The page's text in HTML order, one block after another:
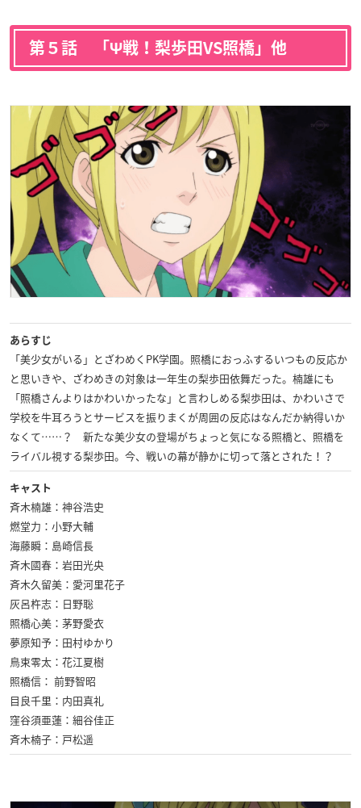
第５話 「Ψ戦！梨歩田VS照橋」他
あらすじ
「美少女がいる」とざわめくPK学園。照橋におっふするいつもの反応か
と思いきや、ざわめきの対象は一年生の梨歩田依舞だった。楠雄にも
「照橋さんよりはかわいかったな」と言わしめる梨歩田は、かわいさで
学校を牛耳ろうとサービスを振りまくが周囲の反応はなんだか納得いか
なくて……？ 新たな美少女の登場がちょっと気になる照橋と、照橋を
ライバル視する梨歩田。今、戦いの幕が静かに切って落とされた！？
キャスト
斉木楠雄：神谷浩史
燃堂力：小野大輔
海藤瞬：島崎信長
斉木國春：岩田光央
斉木久留美：愛河里花子
灰呂杵志：日野聡
照橋心美：茅野愛衣
夢原知予：田村ゆかり
鳥束零太：花江夏樹
照橋信： 前野智昭
目良千里：内田真礼
窪谷須亜蓮：細谷佳正
斉木楠子：戸松遥